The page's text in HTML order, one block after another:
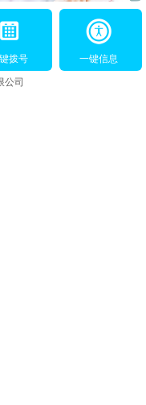
拨号 一键信息
公司